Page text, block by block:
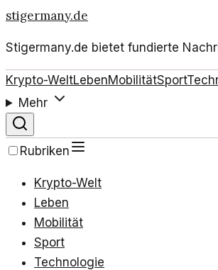
stigermany.de
Stigermany.de bietet fundierte
Krypto-WeltLebenMobilitätSport
Mehr
Rubriken
Krypto-Welt
Leben
Mobilität
Sport
Technologie